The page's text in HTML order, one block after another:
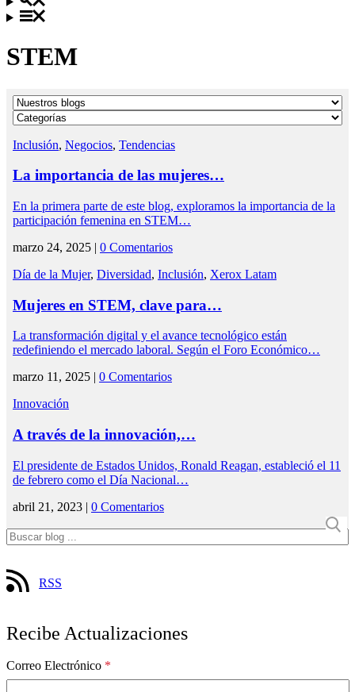
STEM
Inclusión, Negocios, Tendencias
La importancia de las mujeres…
En la primera parte de este blog, exploramos la importancia de la
participación femenina en STEM…
marzo 24, 2025 | 0 Comentarios
Día de la Mujer, Diversidad, Inclusión, Xerox Latam
Mujeres en STEM, clave para…
La transformación digital y el avance tecnológico están
redefiniendo el mercado laboral. Según el Foro Económico…
marzo 11, 2025 | 0 Comentarios
Innovación
A través de la innovación,…
El presidente de Estados Unidos, Ronald Reagan, estableció el 11
de febrero como el Día Nacional…
abril 21, 2023 | 0 Comentarios
RSS
Recibe Actualizaciones
Correo Electrónico *